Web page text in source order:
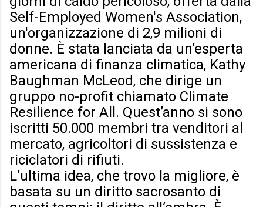
Self-Employed Women's Association,
un'organizzazione di 2,9 milioni di
donne. È stata lanciata da un’esperta
americana di finanza climatica, Kathy
Baughman McLeod, che dirige un
gruppo no-profit chiamato Climate
Resilience for All. Quest’anno si sono
iscritti 50.000 membri tra venditori al
mercato, agricoltori di sussistenza e
riciclatori di rifiuti.
L’ultima idea, che trovo la migliore, è
basata su un diritto sacrosanto di